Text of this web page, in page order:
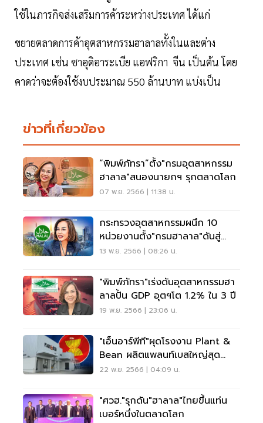
ใช้ในภารกิจส่งเสริมการค้าระหว่างประเทศ ได้แก่
ขยายตลาดการค้าอุตสาหกรรมฮาลาลทั้งในและต่าง
ประเทศ เช่น ซาอุดิอาระเบีย แอฟริกา จีน เป็นต้น โดย
คาดว่าจะต้องใช้งบประมาณ 550 ล้านบาท แบ่งเป็น
ข่าวที่เกี่ยวข้อง
“พิมพ์ภัทรา”ตั้ง"กรมอุตสาหกรรม
ฮาลาล"สนองนายกฯ รุกตลาดโลก
07 พ.ย. 2566 | 11:38 น.
กระทรวงอุตสาหกรรมผนึก 10
หน่วยงานตั้ง"กรมฮาลาล"ดันสู่
ระดับโลก
13 พ.ย. 2566 | 08:26 น.
"พิมพ์ภัทรา"เร่งดันอุตสาหกรรมฮา
ลาลปั้น GDP อุตฯโต 1.2% ใน 3 ปี
19 พ.ย. 2566 | 23:06 น.
"เอ็นอาร์พีที"ผุดโรงงาน Plant &
Bean ผลิตแพลนท์เบสใหญ่สุด
อาเซียน
22 พ.ย. 2566 | 04:09 น.
"ศวฮ."รุกดัน"ฮาลาล"ไทยขึ้นแท่น
เบอร์หนึ่งในตลาดโลก